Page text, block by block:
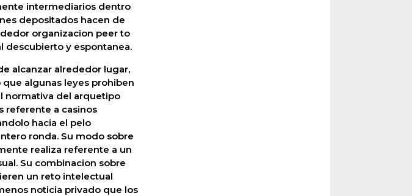
intermediarios dentro
depositados hacen de
organizacion peer to
descubierto y espontanea.
alcanzar alrededor lugar,
algunas leyes prohiben
normativa del arquetipo
referente a casinos
hacia el pelo
ronda. Su modo sobre
realiza referente a un
Su combinacion sobre
un reto intelectual
noticia privado que los